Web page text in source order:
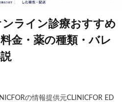
ンライン診療おすすめ
金・薬の種類・バレ
の情報提供元CLINICFOR ED